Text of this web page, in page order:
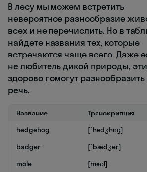
В лесу мы можем встретить
невероятное разнообразие
всех и не перечислить. Но в
найдете названия тех, которые
встречаются чаще всего. Даже
не любитель дикой природы,
здорово помогут
речь.
Название Транскрипция
hedgehog
[ˈhedʒhɒɡ]
badger
[ˈbædʒər]
mole
[məʊl]